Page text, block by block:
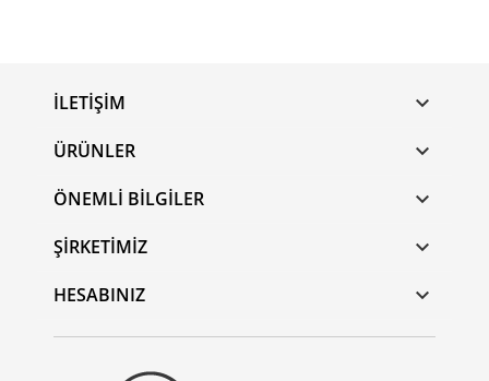
İLETIŞIM 
ÜRÜNLER 
ÖNEMLI BILGILER 
ŞIRKETIMIZ 
HESABINIZ 